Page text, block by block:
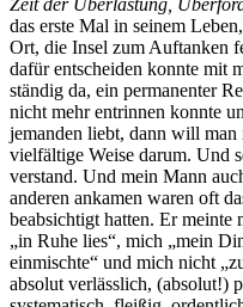
Zeit der Überlastung,
das erste Mal in seinem
Ort, die Insel zum Auftanken
dafür entscheiden konnte mit
ständig da, ein permanenter
nicht mehr entrinnen konnte
jemanden liebt, dann will
vielfältige Weise darum. Und
verstand. Und mein Mann
anderen ankamen waren oft
beabsichtigt hatten. Er meinte
„in Ruhe lies“, mich „mein
einmischte“ und mich nicht
absolut verlässlich, (absolut!)